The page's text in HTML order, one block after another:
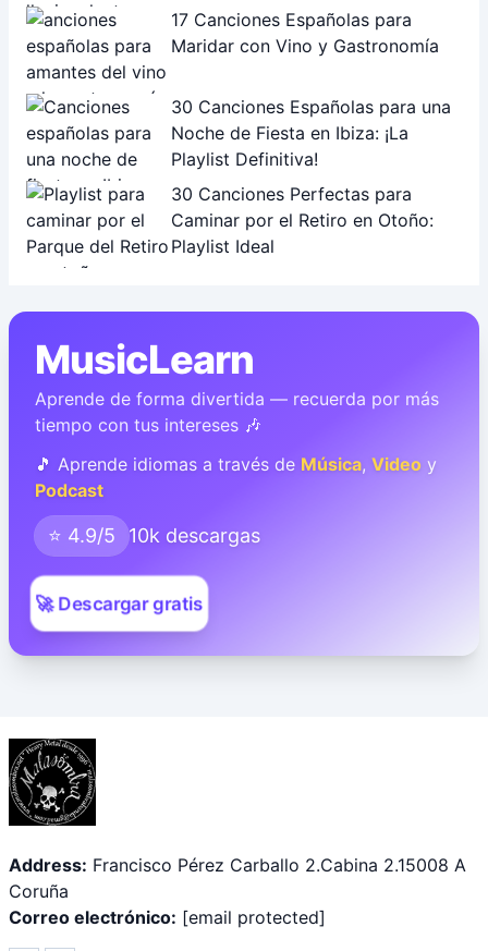
17 Canciones Españolas para
Maridar con Vino y Gastronomía
30 Canciones Españolas para una
Noche de Fiesta en Ibiza: ¡La
Playlist Definitiva!
30 Canciones Perfectas para
Caminar por el Retiro en Otoño:
Playlist Ideal
MusicLearn
Aprende de forma divertida — recuerda por más
tiempo con tus intereses 🎶
🎵 Aprende idiomas a través de Música, Video y
Podcast
⭐ 4.9/5 10k descargas
🚀 Descargar gratis
Address: Francisco Pérez Carballo 2.Cabina 2.15008 A
Coruña
Correo electrónico: [email protected]